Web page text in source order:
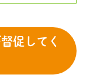
促してく